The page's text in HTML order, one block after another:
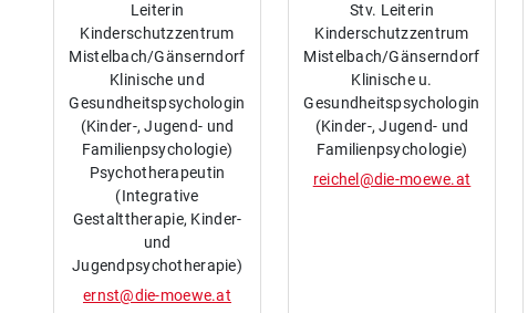
Leiterin
Kinderschutzzentrum
Mistelbach/Gänserndorf
Klinische und
Gesundheitspsychologin
(Kinder-, Jugend- und
Familienpsychologie)
Psychotherapeutin
(Integrative
Gestalttherapie, Kinder-
und
Jugendpsychotherapie)
ernst@die-moewe.at
Stv. Leiterin
Kinderschutzzentrum
Mistelbach/Gänserndorf
Klinische u.
Gesundheitspsychologin
(Kinder-, Jugend- und
Familienpsychologie)
reichel@die-moewe.at